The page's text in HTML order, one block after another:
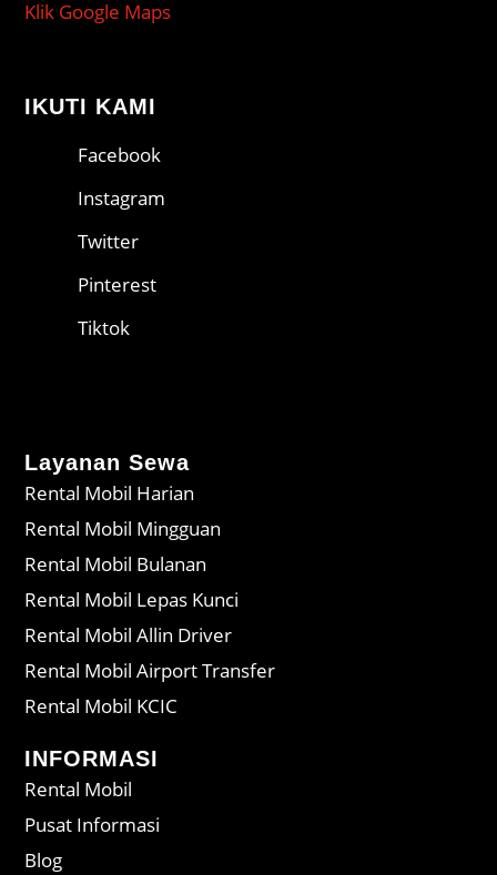
Klik Google Maps
IKUTI KAMI
Facebook
Instagram
Twitter
Pinterest
Tiktok
Layanan Sewa
Rental Mobil Harian
Rental Mobil Mingguan
Rental Mobil Bulanan
Rental Mobil Lepas Kunci
Rental Mobil Allin Driver
Rental Mobil Airport Transfer
Rental Mobil KCIC
INFORMASI
Rental Mobil
Pusat Informasi
Blog